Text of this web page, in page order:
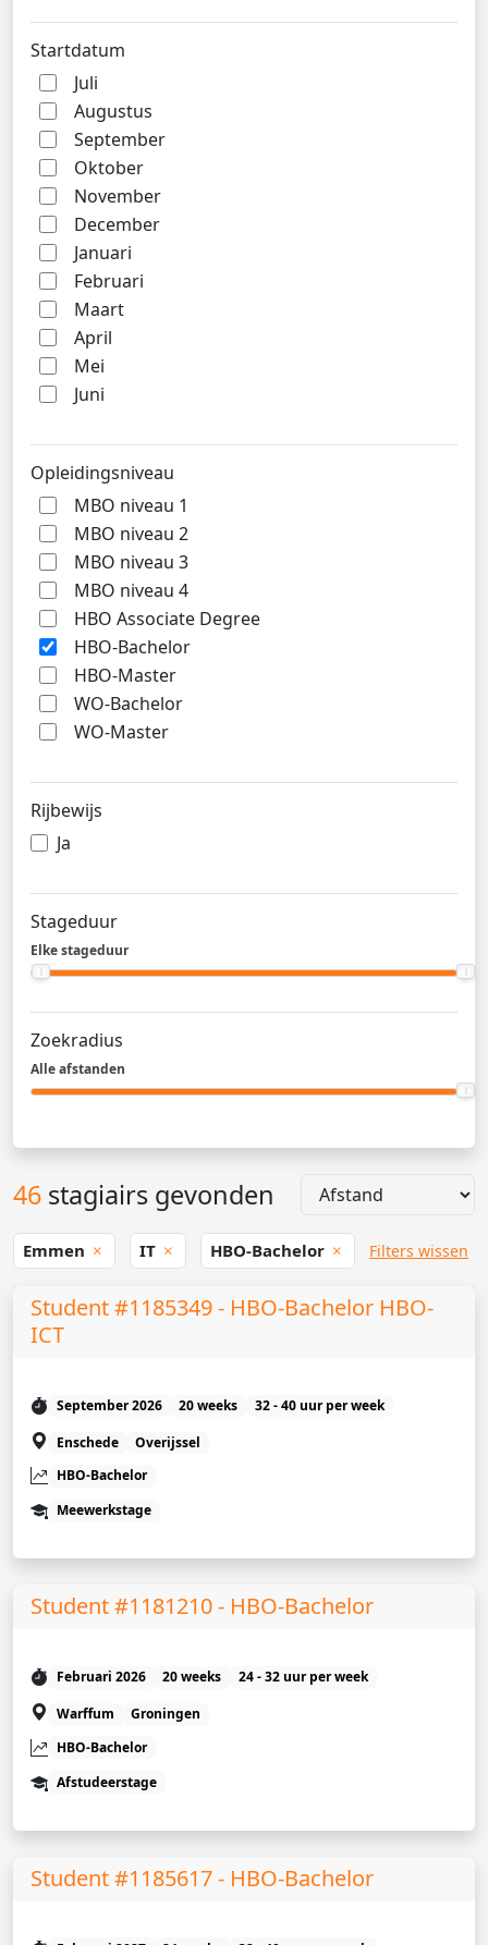
Startdatum
Juli
Augustus
September
Oktober
November
December
Januari
Februari
Maart
April
Mei
Juni
Opleidingsniveau
MBO niveau 1
MBO niveau 2
MBO niveau 3
MBO niveau 4
HBO Associate Degree
HBO-Bachelor
HBO-Master
WO-Bachelor
WO-Master
Rijbewijs
Ja
Stageduur
Elke stageduur
Zoekradius
Alle afstanden
46 stagiairs gevonden
Emmen IT HBO-Bachelor Filters wissen
Student #1185349 - HBO-Bachelor HBO-
ICT
September 2026 20 weeks
32 - 40 uur per week
Enschede
Overijssel
HBO-Bachelor
Meewerkstage
Student #1181210 - HBO-Bachelor
Februari 2026 20 weeks
24 - 32 uur per week
Warffum
Groningen
HBO-Bachelor
Afstudeerstage
Student #1185617 - HBO-Bachelor